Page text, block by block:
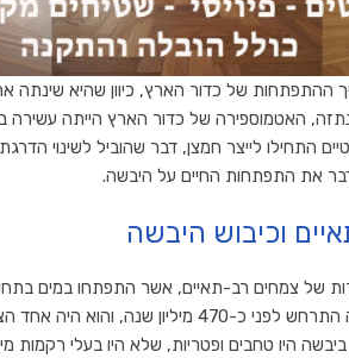
ההתפתחות של כדור הארץ, כיוון שהיא
האטמוספירה של כדור הארץ הייתה עשירה
התחילו לייצר חמצן, דבר שהוביל לשינוי
את התפתחות החיים על היבשה.
וכיבוש היבשה
של צמחים רב-תאיים, אשר התפתחו במים
היבשה. המעבר של צמחים מהים ליבשה התרחש לפני כ-
היו טחבים ופטריות, שלא היו בעלי רקמות